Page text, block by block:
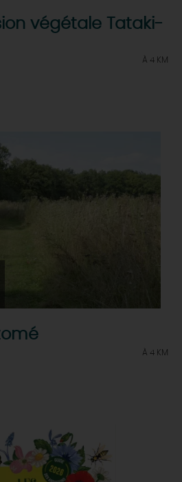
végétale Tataki-
À 4 KM
À 4 KM